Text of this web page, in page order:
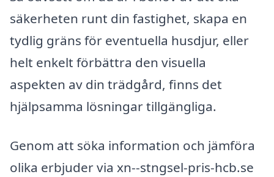
säkerheten runt din fastighet, skapa en
tydlig gräns för eventuella husdjur, eller
helt enkelt förbättra den visuella
aspekten av din trädgård, finns det
hjälpsamma lösningar tillgängliga.
Genom att söka information och jämföra
olika erbjuder via xn--stngsel-pris-hcb.se